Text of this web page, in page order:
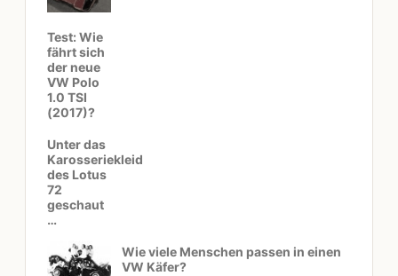
Test: Wie
fährt sich
der neue
VW Polo
1.0 TSI
(2017)?
Unter das
Karosseriekleid
des Lotus
72
geschaut
…
Wie viele Menschen passen in einen
VW Käfer?